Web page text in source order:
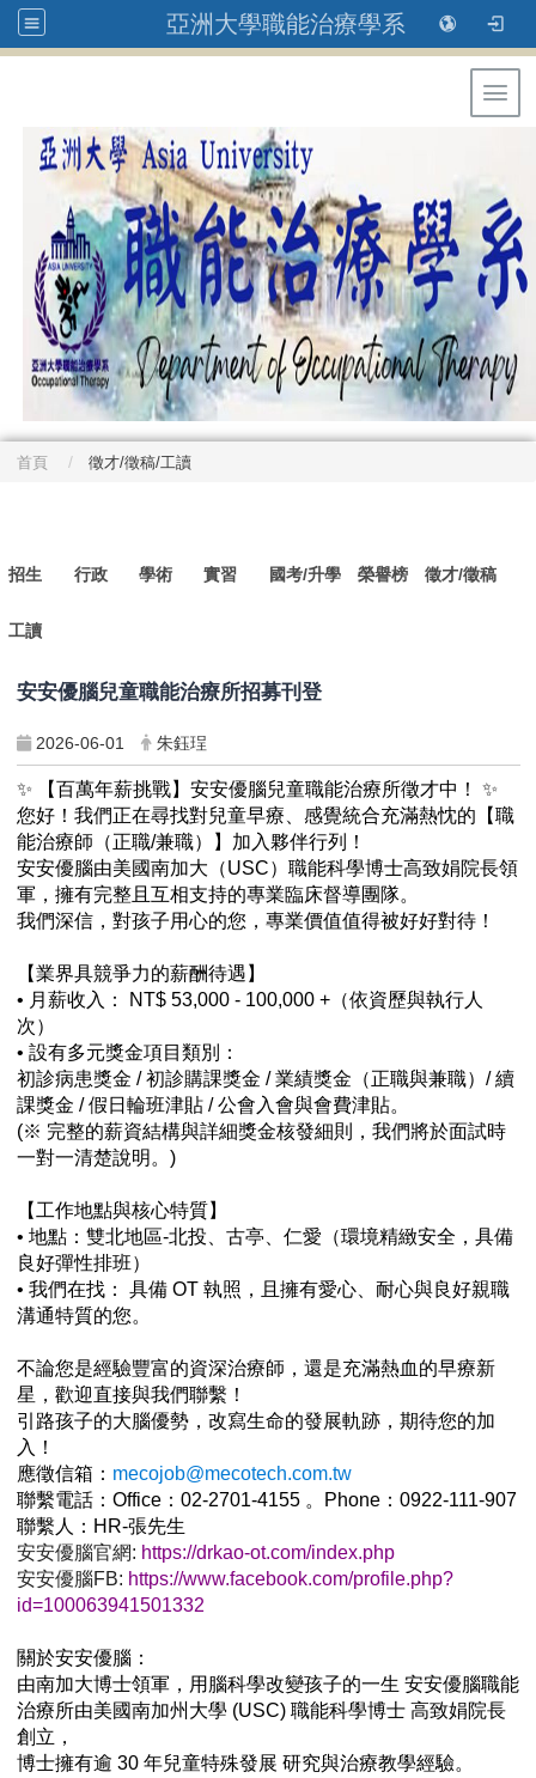
亞洲大學職能治療學系
首頁 徵才/徵稿/工讀
招生 行政 學術 實習 國考/升學 榮譽榜 徵才/徵稿
工讀
安安優腦兒童職能治療所招募刊登
2026-06-01 朱鈺珵
✨ 【百萬年薪挑戰】安安優腦兒童職能治療所徵才中！ ✨
您好！我們正在尋找對兒童早療、感覺統合充滿熱忱的【職
能治療師（正職/兼職）】加入夥伴行列！
安安優腦由美國南加大（USC）職能科學博士高致娟院長領
軍，擁有完整且互相支持的專業臨床督導團隊。
我們深信，對孩子用心的您，專業價值值得被好好對待！
【業界具競爭力的薪酬待遇】
• 月薪收入： NT$ 53,000 - 100,000 +（依資歷與執行人
次）
• 設有多元獎金項目類別：
初診病患獎金 / 初診購課獎金 / 業績獎金（正職與兼職）/ 續
課獎金 / 假日輪班津貼 / 公會入會與會費津貼。
(※ 完整的薪資結構與詳細獎金核發細則，我們將於面試時
一對一清楚說明。)
【工作地點與核心特質】
• 地點：雙北地區-北投、古亭、仁愛（環境精緻安全，具備
良好彈性排班）
• 我們在找： 具備 OT 執照，且擁有愛心、耐心與良好親職
溝通特質的您。
不論您是經驗豐富的資深治療師，還是充滿熱血的早療新
星，歡迎直接與我們聯繫！
引路孩子的大腦優勢，改寫生命的發展軌跡，期待您的加
入！
應徵信箱： mecojob@mecotech.com.tw
聯繫電話：Office：02-2701-4155 。Phone：0922-111-907
聯繫人：HR-張先生
安安優腦官網: https://drkao-ot.com/index.php
安安優腦FB: https://www.facebook.com/profile.php?
id=100063941501332
關於安安優腦：
由南加大博士領軍，用腦科學改變孩子的一生 安安優腦職能
治療所由美國南加州大學 (USC) 職能科學博士 高致娟院長
創立，
博士擁有逾 30 年兒童特殊發展 研究與治療教學經驗。